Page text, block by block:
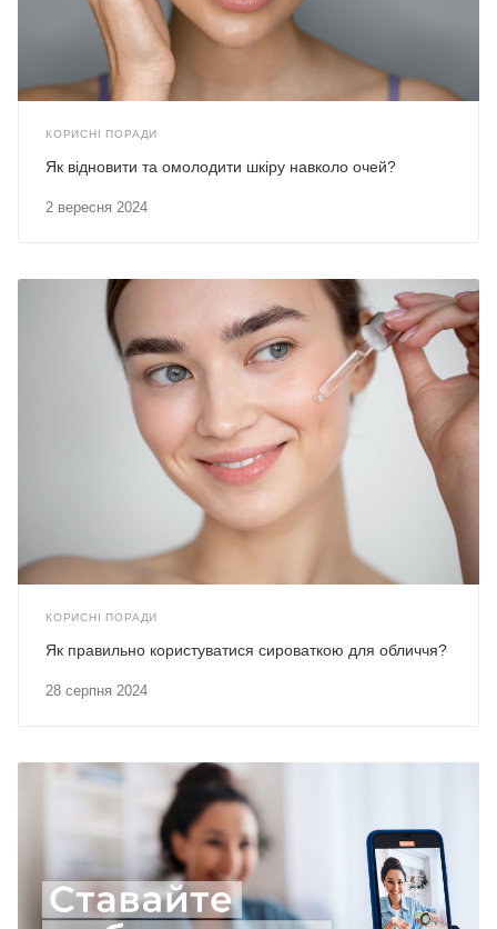
КОРИСНІ ПОРАДИ
2 вересня 2024
Як відновити та омолодити шкіру навколо очей?
КОРИСНІ ПОРАДИ
28 серпня 2024
Як правильно користуватися сироваткою для обличчя?